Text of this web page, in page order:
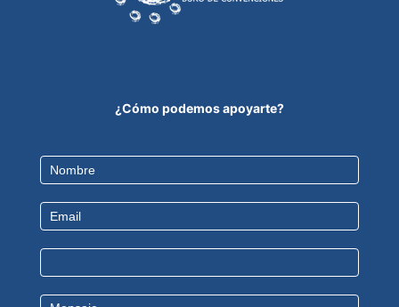
¿Cómo podemos apoyarte?
Contact
Us